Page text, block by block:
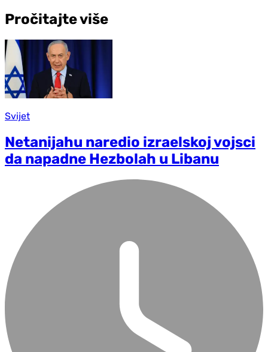
Pročitajte više
Svijet
Netanijahu naredio izraelskoj vojsci
da napadne Hezbolah u Libanu